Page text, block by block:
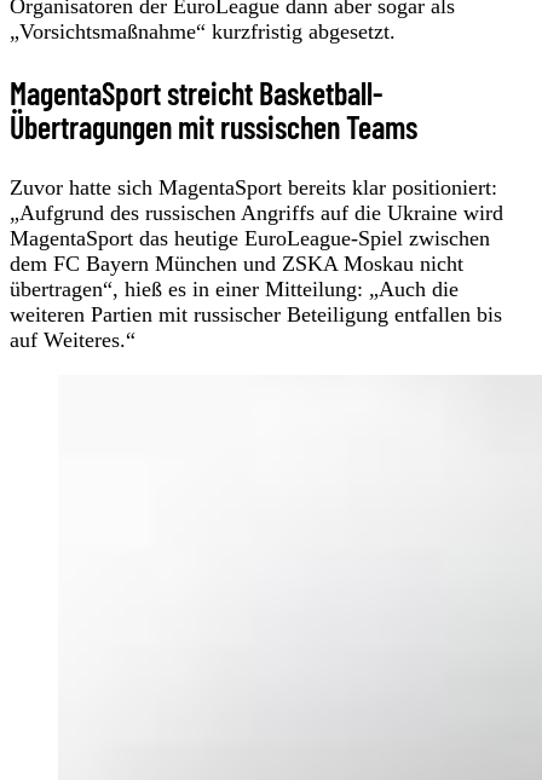
Organisatoren der EuroLeague dann aber sogar als
„Vorsichtsmaßnahme“ kurzfristig abgesetzt.
MagentaSport streicht Basketball-
Übertragungen mit russischen Teams
Zuvor hatte sich MagentaSport bereits klar positioniert:
„Aufgrund des russischen Angriffs auf die Ukraine wird
MagentaSport das heutige EuroLeague-Spiel zwischen
dem FC Bayern München und ZSKA Moskau nicht
übertragen“, hieß es in einer Mitteilung: „Auch die
weiteren Partien mit russischer Beteiligung entfallen bis
auf Weiteres.“